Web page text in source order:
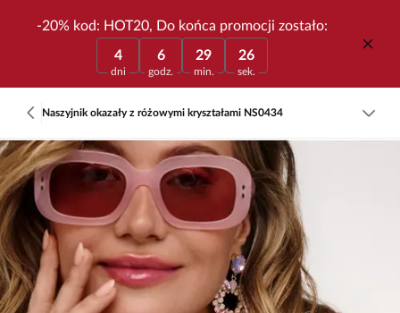
-20% kod: HOT20, Do końca promocji zostało:
4
dni
6
godz.
29
min.
26
sek.
Naszyjnik okazały z różowymi kryształami NS0434